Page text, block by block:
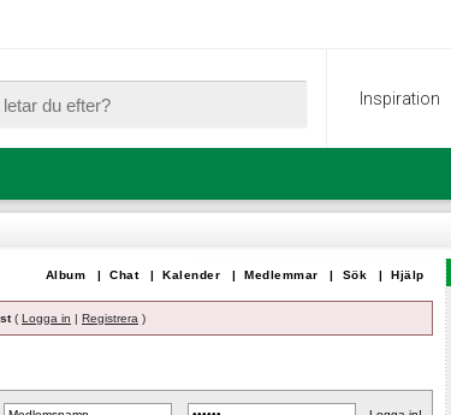
Inspiration
Hjälp
Sök |
Medlemmar |
Kalender |
Chat |
Album |
( Logga in | Registrera )